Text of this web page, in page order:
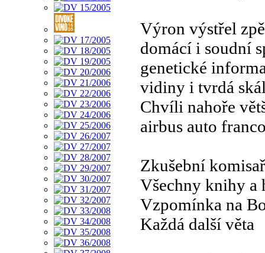
Výron výstřel
domácí i soudní
genetické
vidiny i tvrdá
Chvíli nahoře
airbus auto
Zkušební
Všechny knihy a
Vzpomínka na
Každá další věta